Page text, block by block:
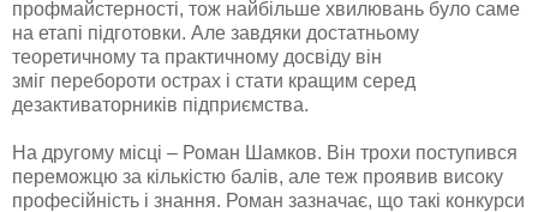
профмайстерності, тож найбільше хвилювань було саме
на етапі підготовки. Але завдяки достатньому
теоретичному та практичному досвіду він
зміг перебороти острах і стати кращим серед
дезактиваторників підприємства.
На другому місці – Роман Шамков. Він трохи поступився
переможцю за кількістю балів, але теж проявив високу
професійність і знання. Роман зазначає, що такі конкурси